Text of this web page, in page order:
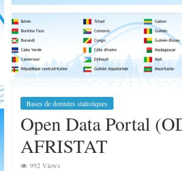
Appel à candidature au poste
Général
Bases de données statistiques
Open Data Portal
AFRISTAT
992 Views